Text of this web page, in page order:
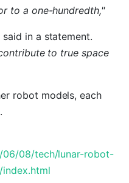
to a one-hundredth,"
said in a statement.
to true space
robot models, each
06/08/tech/lunar-robot-